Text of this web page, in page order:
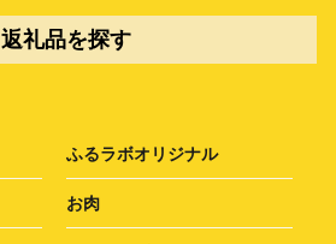
返礼品を探す
ふるラボオリジナル
お肉